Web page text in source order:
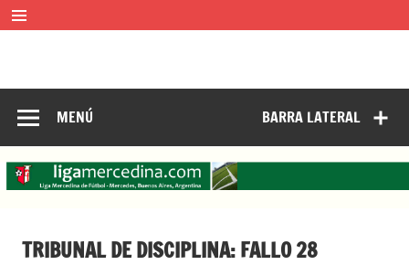
Saltar
contenido
ligamercedinadefutbol@hotmail.com ————— 02324-
BARRA LATERAL
MENÚ
TRIBUNAL DE DISCIPLINA: FALLO 28